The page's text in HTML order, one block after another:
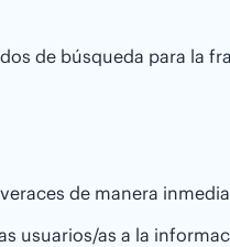
de búsqueda para la
de manera
usuarios/as a la